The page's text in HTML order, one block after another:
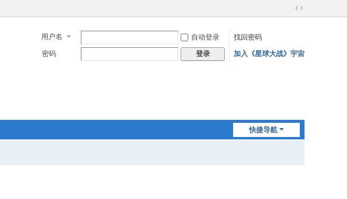
切
宽
用户名 自动登录
找回密码
密码
登录 加入《星球大战》宇宙
快捷导航